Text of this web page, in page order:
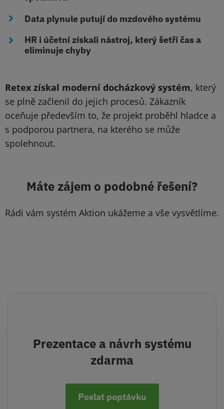
Data plynule putují do mzdového systému
HR i účetní získali nástroj, který šetří čas a
eliminuje chyby
Retex získal moderní docházkový systém, který
se plně začlenil do jejich procesů. Zákazník
oceňuje především to, že projekt proběhl hladce a
s podporou partnera, na kterého se může
spolehnout.
Máte zájem o podobné řešení?
Rádi vám systém Aktion ukážeme a vše vysvětlíme.
Prezentace a návrh systému
zdarma
Poslat poptávku